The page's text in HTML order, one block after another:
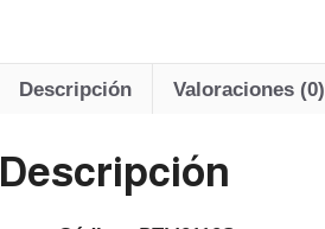
Descripción Valoraciones (0)
Descripción